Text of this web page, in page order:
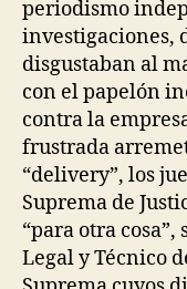
periodismo
investigaciones,
disgustaban al
con el papelón
contra la
frustrada
“delivery”, los
Suprema de
“para otra
Legal y Técnico